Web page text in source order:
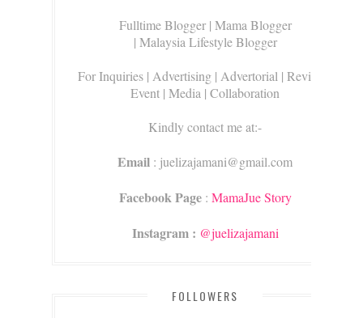
Fulltime Blogger | Mama Blogger
| Malaysia Lifestyle Blogger
For Inquiries | Advertising | Advertorial | Review |
Event | Media | Collaboration
Kindly contact me at:-
Email : juelizajamani@gmail.com
Facebook Page: MamaJue Story
Instagram : @juelizajamani
FOLLOWERS